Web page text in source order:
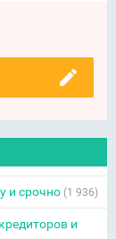
и срочно (1 936)
и